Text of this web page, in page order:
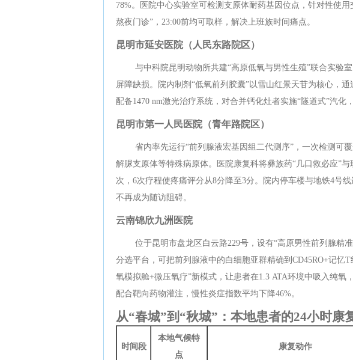
78%。医院中心实验室可检测支原体耐药基因位点，针对性使
熬夜门诊”，23:00前均可取样，解决上班族时间痛点。
昆明市延安医院（人民东路院区）
与中科院昆明动物所共建“高原低氧与男性生殖”联合实验
屏障缺损。院内制剂“低氧前列胶囊”以雪山红景天苷为核心，
配备1470 nm激光治疗系统，对合并钙化灶者实施“隧道式”汽化
昆明市第一人民医院（青年路院区）
省内率先运行“前列腺液宏基因组二代测序”，一次检测可
解脲支原体等特殊病原体。医院康复科将彝族药“几口救必应”
次，6次疗程使疼痛评分从8分降至3分。院内停车楼与地铁4号
不再成为随访阻碍。
云南锦欣九洲医院
位于昆明市盘龙区白云路229号，设有“高原男性前列腺精
分选平台，可把前列腺液中的白细胞亚群精确到CD45RO+记忆
氧模拟舱+微压氧疗”新模式，让患者在1.3 ATA环境中吸入纯氧
配合靶向药物灌注，慢性炎症指数平均下降46%。
从“春城”到“秋城”：本地患者的24小时康
时间段
本地气候特
点
康复动作